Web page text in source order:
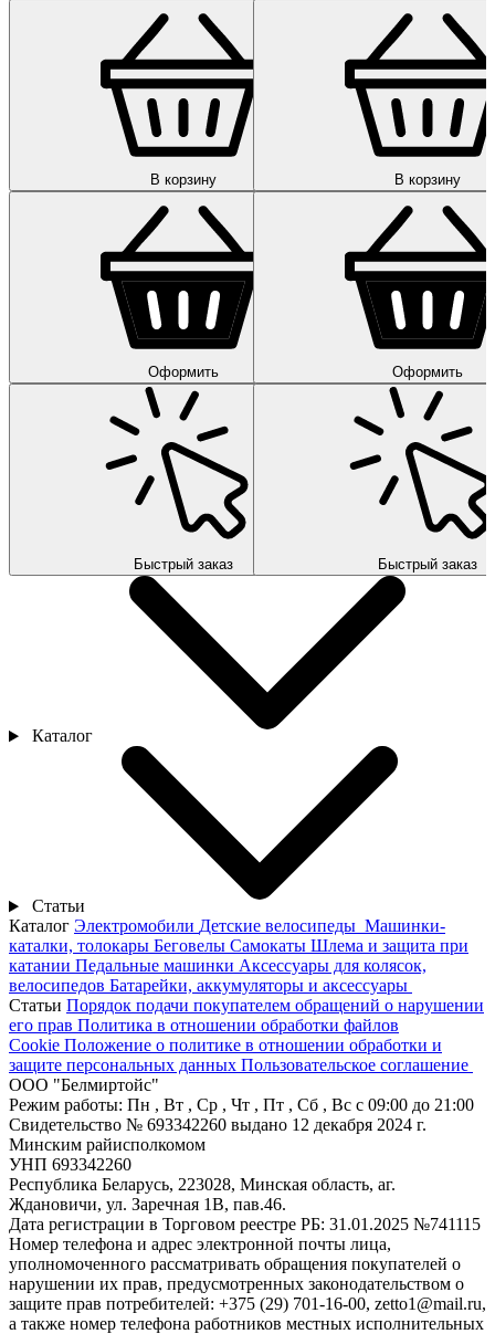
В корзину
Оформить
Быстрый заказ
В корзину
Оформить
Быстрый заказ
Каталог
Статьи
Каталог Электромобили Детские велосипеды Машинки-
каталки, толокары Беговелы Самокаты Шлема и защита при
катании Педальные машинки Аксессуары для колясок,
велосипедов Батарейки, аккумуляторы и аксессуары
Статьи Порядок подачи покупателем обращений о нарушении
его прав Политика в отношении обработки файлов
Cookie Положение о политике в отношении обработки и
защите персональных данных Пользовательское соглашение
ООО "Белмиртойс"
Режим работы: Пн , Вт , Ср , Чт , Пт , Сб , Вс c 09:00 до 21:00
Свидетельство № 693342260 выдано 12 декабря 2024 г.
Минским райисполкомом
УНП 693342260
Республика Беларусь, 223028, Минская область, аг.
Ждановичи, ул. Заречная 1В, пав.46.
Дата регистрации в Торговом реестре РБ: 31.01.2025 №741115
Номер телефона и адрес электронной почты лица,
уполномоченного рассматривать обращения покупателей о
нарушении их прав, предусмотренных законодательством о
защите прав потребителей: +375 (29) 701-16-00, zetto1@mail.ru,
а также номер телефона работников местных исполнительных